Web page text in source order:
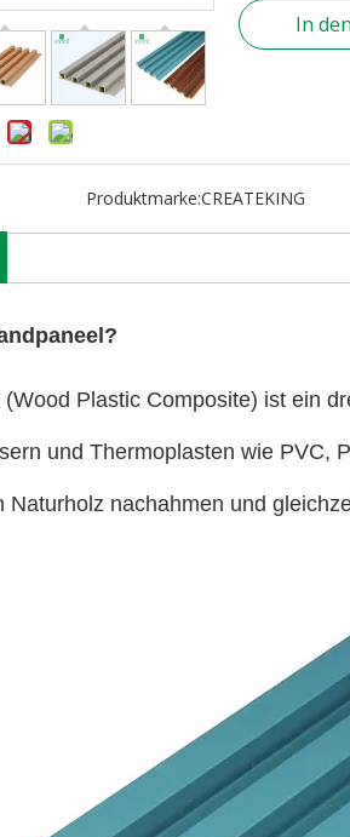
In
Produktmarke:CREATEKING
Plastic Composite) ist ein
und Thermoplasten wie PVC,
Naturholz nachahmen und